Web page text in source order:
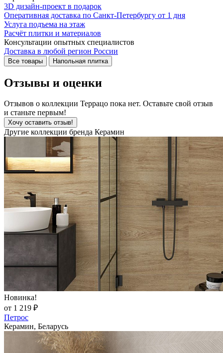
3D дизайн-проект в подарок
Оперативная доставка по Санкт-Петербургу от 1 дня
Услуга подъема на этаж
Расчёт плитки и материалов
Консультации опытных специалистов
Доставка в любой регион России
Все товары Напольная плитка
Отзывы и оценки
Отзывов о коллекции Террацо пока нет. Оставьте свой отзыв
и станьте первым!
Хочу оставить отзыв!
Другие коллекции бренда Керамин
Новинка!
от 1 219 ₽
Петрос
Керамин, Беларусь